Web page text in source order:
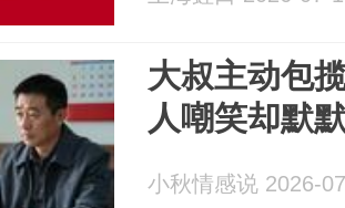
大叔主动包
人嘲笑却默
小秋情感说 2026-